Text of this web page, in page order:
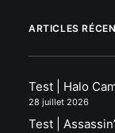
ARTICLES
Test | Halo
28 juillet 2026
Test |